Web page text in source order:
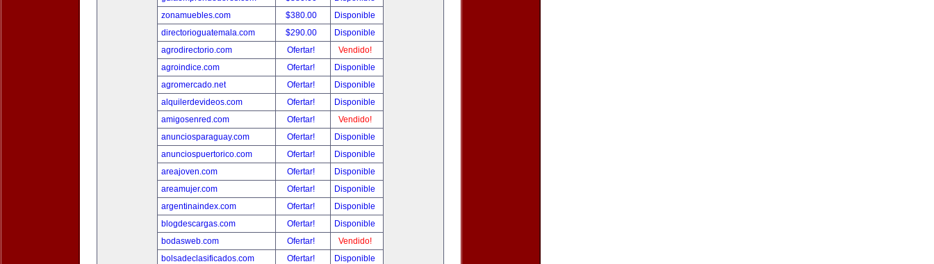
zonamuebles.com
$380.00
Disponible
directorioguatemala.com
$290.00
Disponible
agrodirectorio.com
Ofertar!
Vendido!
agroindice.com
Ofertar!
Disponible
agromercado.net
Ofertar!
Disponible
alquilerdevideos.com
Ofertar!
Disponible
amigosenred.com
Ofertar!
Vendido!
anunciosparaguay.com
Ofertar!
Disponible
anunciospuertorico.com
Ofertar!
Disponible
areajoven.com
Ofertar!
Disponible
areamujer.com
Ofertar!
Disponible
argentinaindex.com
Ofertar!
Disponible
blogdescargas.com
Ofertar!
Disponible
bodasweb.com
Ofertar!
Vendido!
bolsadeclasificados.com
Ofertar!
Disponible